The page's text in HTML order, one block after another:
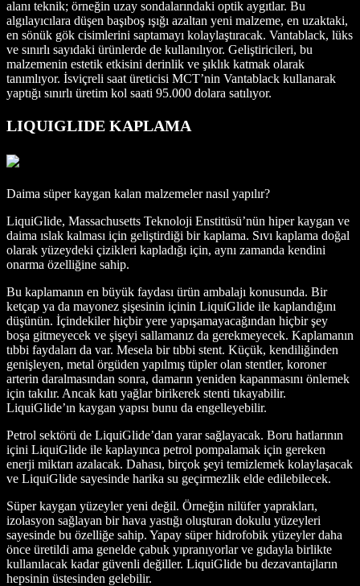
alanı teknik; örneğin uzay sondalarındaki optik aygıtlar. Bu
algılayıcılara düşen başıboş ışığı azaltan yeni malzeme, en uzaktaki,
en sönük gök cisimlerini saptamayı kolaylaştıracak. Vantablack, lüks
ve sınırlı sayıdaki ürünlerde de kullanılıyor. Geliştiricileri, bu
malzemenin estetik etkisini derinlik ve şıklık katmak olarak
tanımlıyor. İsviçreli saat üreticisi MCT’nin Vantablack kullanarak
yaptığı sınırlı üretim kol saati 95.000 dolara satılıyor.
LIQUIGLIDE KAPLAMA
Daima süper kaygan kalan malzemeler nasıl yapılır?
LiquiGlide, Massachusetts Teknoloji Enstitüsü’nün hiper kaygan ve
daima ıslak kalması için geliştirdiği bir kaplama. Sıvı kaplama doğal
olarak yüzeydeki çizikleri kapladığı için, aynı zamanda kendini
onarma özelliğine sahip.
Bu kaplamanın en büyük faydası ürün ambalajı konusunda. Bir
ketçap ya da mayonez şişesinin içinin LiquiGlide ile kaplandığını
düşünün. İçindekiler hiçbir yere yapışamayacağından hiçbir şey
boşa gitmeyecek ve şişeyi sallamanız da gerekmeyecek. Kaplamanın
tıbbi faydaları da var. Mesela bir tıbbi stent. Küçük, kendiliğinden
genişleyen, metal örgüden yapılmış tüpler olan stentler, koroner
arterin daralmasından sonra, damarın yeniden kapanmasını önlemek
için takılır. Ancak katı yağlar birikerek stenti tıkayabilir.
LiquiGlide’ın kaygan yapısı bunu da engelleyebilir.
Petrol sektörü de LiquiGlide’dan yarar sağlayacak. Boru hatlarının
içini LiquiGlide ile kaplayınca petrol pompalamak için gereken
enerji miktarı azalacak. Dahası, birçok şeyi temizlemek kolaylaşacak
ve LiquiGlide sayesinde harika su geçirmezlik elde edilebilecek.
Süper kaygan yüzeyler yeni değil. Örneğin nilüfer yaprakları,
izolasyon sağlayan bir hava yastığı oluşturan dokulu yüzeyleri
sayesinde bu özelliğe sahip. Yapay süper hidrofobik yüzeyler daha
önce üretildi ama genelde çabuk yıpranıyorlar ve gıdayla birlikte
kullanılacak kadar güvenli değiller. LiquiGlide bu dezavantajların
hepsinin üstesinden gelebilir.